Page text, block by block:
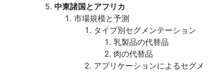
中東諸国とアフリカ
市場規模と予測
タイプ別セグメンテーション
乳製品の代替品
肉の代替品
アプリケーションによるセグメ